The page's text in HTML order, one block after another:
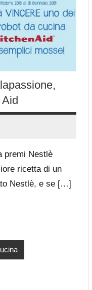
premi Nestlè
ricetta di un
Nestlè, e se […]